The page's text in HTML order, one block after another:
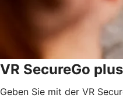
VR SecureGo
Geben Sie mit der VR